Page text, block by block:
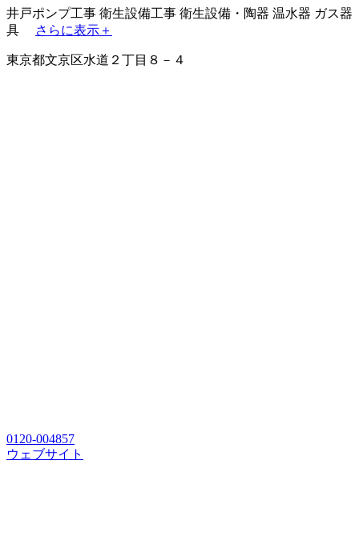
井戸ポンプ工事 衛生設備工事 衛生設備・陶器 温水器 ガス器
具
さらに表示＋
東京都文京区水道２丁目８－４
0120-004857
ウェブサイト